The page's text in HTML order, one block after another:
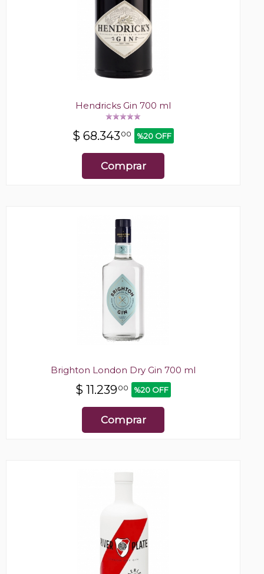
Hendricks Gin 700 ml
$ 68.343 00 %20 OFF
Comprar
Brighton London Dry Gin 700 ml
$ 11.23900 %20 OFF
Comprar